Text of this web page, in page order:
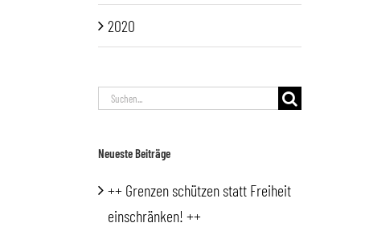
2020
Suche
Neueste Beiträge
++ Grenzen schützen statt Freiheit
einschränken! ++